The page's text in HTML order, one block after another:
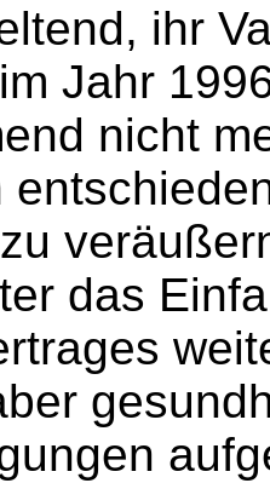
ihr
Jahr
nicht
das